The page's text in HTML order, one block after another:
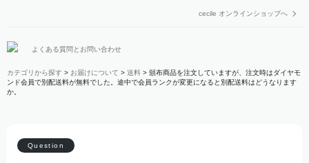
cecile オンラインショップへ
よくある質問とお問い合わせ
カテゴリから探す > お届けについて > 送料 > 頒布商品を注文していますが、注文時はダイヤモ
ンド会員で別配送料が無料でした。途中で会員ランクが変更になると別配送料はどうなります
か。